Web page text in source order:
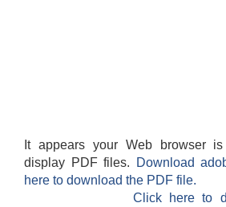
It appears your Web browser
display PDF files.
Download
here to download the PDF file.
Click here to